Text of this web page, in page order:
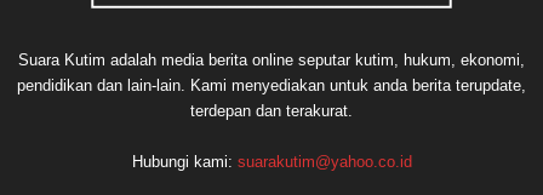
Suara Kutim adalah media berita online seputar kutim, hukum, ekonomi,
pendidikan dan lain-lain. Kami menyediakan untuk anda berita terupdate,
terdepan dan terakurat.
Hubungi kami: suarakutim@yahoo.co.id